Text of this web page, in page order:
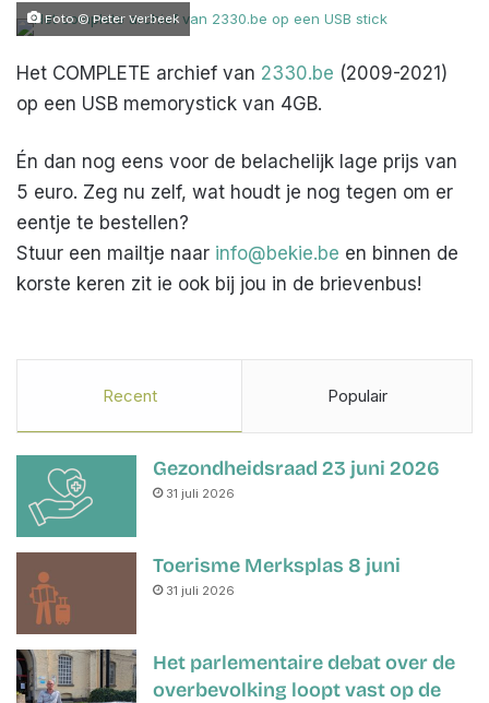
Foto © Peter Verbeek
Het COMPLETE archief van 2330.be (2009-2021)
op een USB memorystick van 4GB.
Én dan nog eens voor de belachelijk lage prijs van
5 euro. Zeg nu zelf, wat houdt je nog tegen om er
eentje te bestellen?
Stuur een mailtje naar info@bekie.be en binnen de
korste keren zit ie ook bij jou in de brievenbus!
Recent Populair
Gezondheidsraad 23 juni 2026
31 juli 2026
Toerisme Merksplas 8 juni
31 juli 2026
Het parlementaire debat over de
overbevolking loopt vast op de